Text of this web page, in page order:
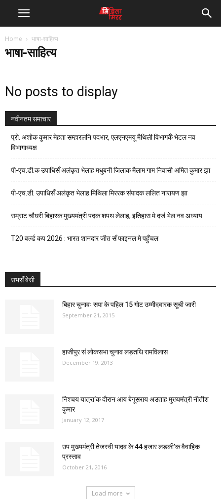
Home भाषा-साहित्य
भाषा-साहित्य
No posts to display
नवीनतम समाचार
प्रो. अशोक कुमार मेहता सम्हारलनि पदभार, एलएनएमयू मैथिली विभागकेँ भेटल नव
विभागाध्यक्ष
पी-एच.डी.क उपाधिसँ अलंकृत भेलाह मधुबनी जिलाक मैलाम गाम निवासी अमित कुमार झा
पी-एच.डी. उपाधिसँ अलंकृत भेलाह मिथिला मिररक संपादक ललित नारायण झा
सम्राट चौधरी बिहारक मुख्यमंत्री पदक शपथ लेलाह, इतिहास मे दर्ज भेल नव अध्याय
T20 वर्ल्ड कप 2026 : भारत शानदार जीत सँ फाइनल मे पहुँचल
सभसँ बेसी
बिहार चुनावः सपा के पहिल 15 गोट उम्मीदवारक सूची जारी
September 21, 2015
हाजीपुर सं लोकसभा चुनाव लड़तथि रामविलास
December 19, 2013
निश्चय यात्रा’क दौरान आय बेगूसराय अउताह मुख्यमंत्री नीतीश
कुमार
January 12, 2017
उप मुख्यमंत्री तेजस्वी यादव के 44 हजार लड़की’क वैवाहिक
प्रस्ताव
October 21, 2016
Load more